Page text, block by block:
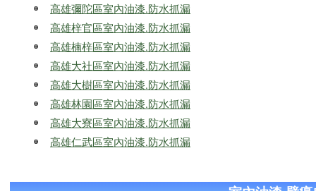
高雄彌陀區室內油漆.防水抓漏
高雄梓官區室內油漆.防水抓漏
高雄楠梓區室內油漆.防水抓漏
高雄大社區室內油漆.防水抓漏
高雄大樹區室內油漆.防水抓漏
高雄林園區室內油漆.防水抓漏
高雄大寮區室內油漆.防水抓漏
高雄仁武區室內油漆.防水抓漏